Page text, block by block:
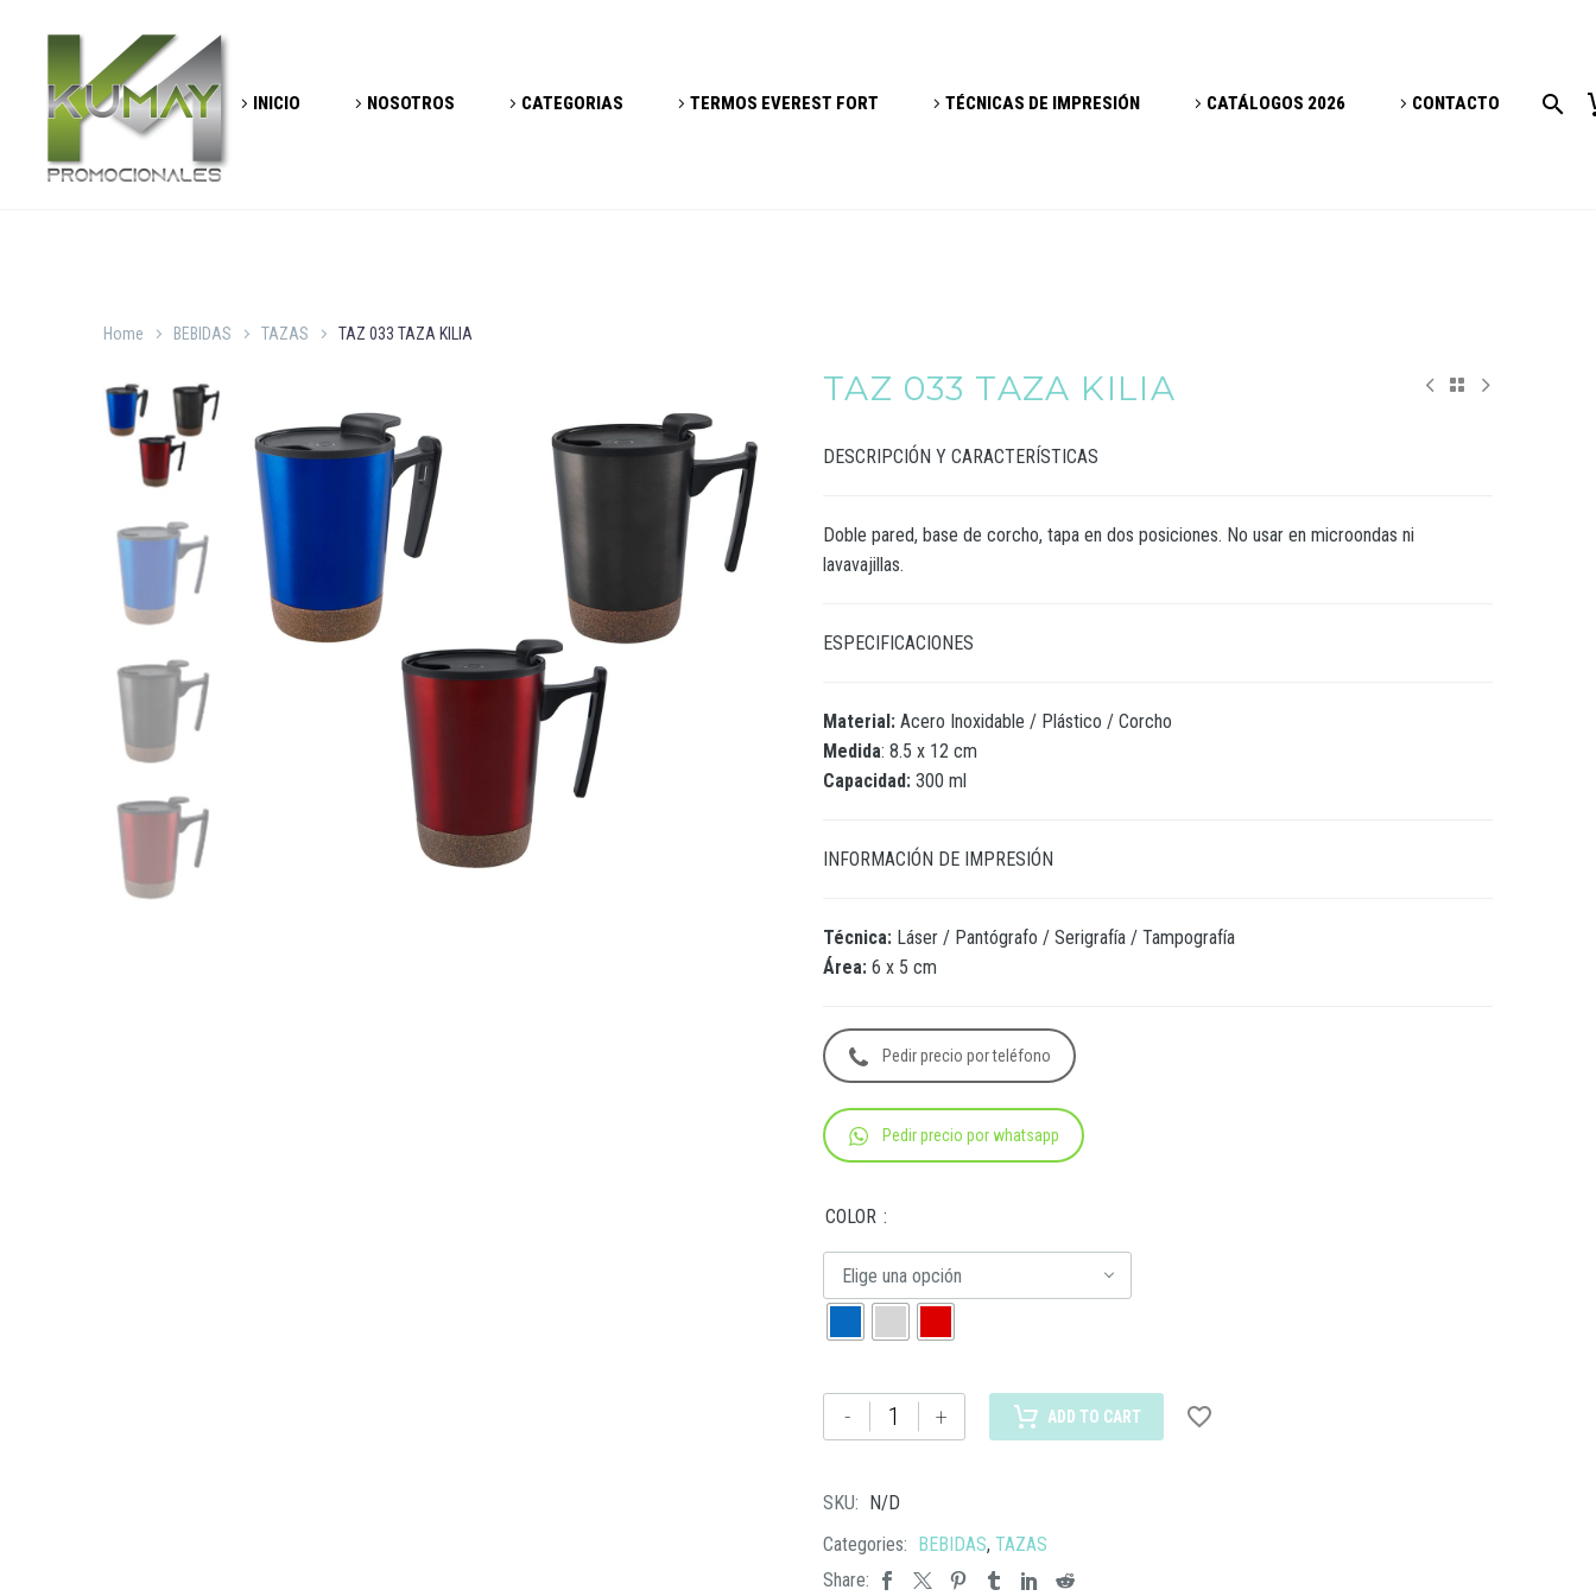
INICIO NOSOTROS CATEGORIAS TERMOS EVEREST FORT TÉCNICAS DE IMPRESIÓN CATÁLOGOS 2026 CONTACTO
Home BEBIDAS TAZAS TAZ 033 TAZA KILIA
TAZ 033 TAZA KILIA
DESCRIPCIÓN Y CARACTERÍSTICAS
Doble pared, base de corcho, tapa en dos posiciones. No usar en microondas ni
lavavajillas.
ESPECIFICACIONES
Material: Acero Inoxidable / Plástico / Corcho
Medida: 8.5 x 12 cm
Capacidad: 300 ml
INFORMACIÓN DE IMPRESIÓN
Técnica: Láser / Pantógrafo / Serigrafía / Tampografía
Área: 6 x 5 cm
Pedir precio por teléfono
Pedir precio por whatsapp
COLOR
Elige una opción
-
033
KILIA
+ ADD TO CART
SKU: N/D
Categories: BEBIDAS, TAZAS
Share: